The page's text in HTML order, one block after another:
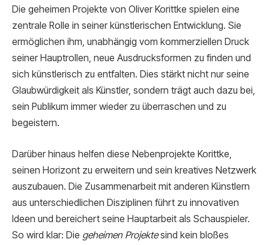
Die geheimen Projekte von Oliver Korittke spielen eine
zentrale Rolle in seiner künstlerischen Entwicklung. Sie
ermöglichen ihm, unabhängig vom kommerziellen Druck
seiner Hauptrollen, neue Ausdrucksformen zu finden und
sich künstlerisch zu entfalten. Dies stärkt nicht nur seine
Glaubwürdigkeit als Künstler, sondern trägt auch dazu bei,
sein Publikum immer wieder zu überraschen und zu
begeistern.
Darüber hinaus helfen diese Nebenprojekte Korittke,
seinen Horizont zu erweitern und sein kreatives Netzwerk
auszubauen. Die Zusammenarbeit mit anderen Künstlern
aus unterschiedlichen Disziplinen führt zu innovativen
Ideen und bereichert seine Hauptarbeit als Schauspieler.
So wird klar: Die geheimen Projektesind kein bloßes